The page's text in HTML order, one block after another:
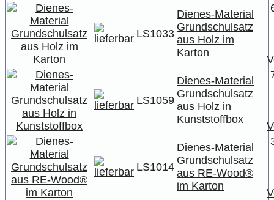
LS1033
Dienes-Material
Grundschulsatz
aus Holz im
Karton
LS1059
Dienes-Material
Grundschulsatz
aus Holz in
Kunststoffbox
LS1014
Dienes-Material
Grundschulsatz
aus RE-Wood®
im Karton